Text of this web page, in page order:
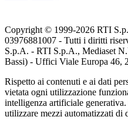
Copyright © 1999-2026 RTI
03976881007 - Tutti i diritti
S.p.A. - RTI S.p.A., Mediaset
Bassi) - Uffici Viale Europa 46,
Rispetto ai contenuti e ai dati
vietata ogni utilizzazione
intelligenza artificiale
utilizzare mezzi automatizzati di